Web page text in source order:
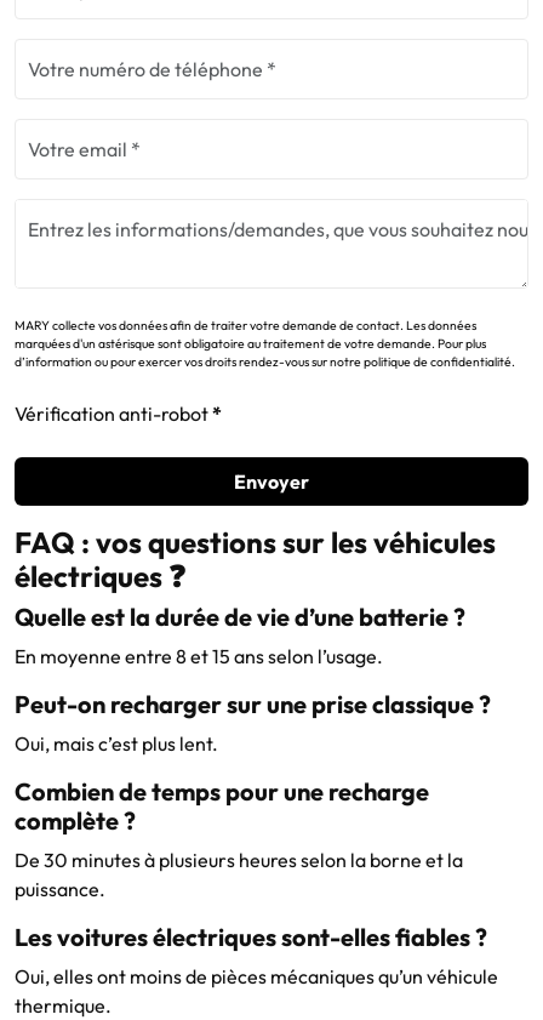
MARY collecte vos données afin de traiter votre demande de contact. Les données
marquées d'un astérisque sont obligatoire au traitement de votre demande. Pour plus
d’information ou pour exercer vos droits rendez-vous sur notre politique de confidentialité.
Vérification anti-robot
Envoyer
FAQ : vos questions sur les véhicules
électriques ❓
Quelle est la durée de vie d’une batterie ?
En moyenne entre 8 et 15 ans selon l’usage.
Peut-on recharger sur une prise classique ?
Oui, mais c’est plus lent.
Combien de temps pour une recharge
complète ?
De 30 minutes à plusieurs heures selon la borne et la
puissance.
Les voitures électriques sont-elles fiables ?
Oui, elles ont moins de pièces mécaniques qu’un véhicule
thermique.